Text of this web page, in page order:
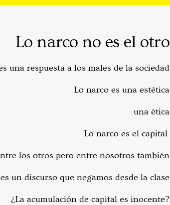
Lo narco no es el otro
una respuesta a los males de la sociedad
Lo narco es una estética
una ética
Lo narco es el capital
los otros pero entre nosotros también
un discurso que negamos desde la clase
¿La acumulación de capital es inocente?